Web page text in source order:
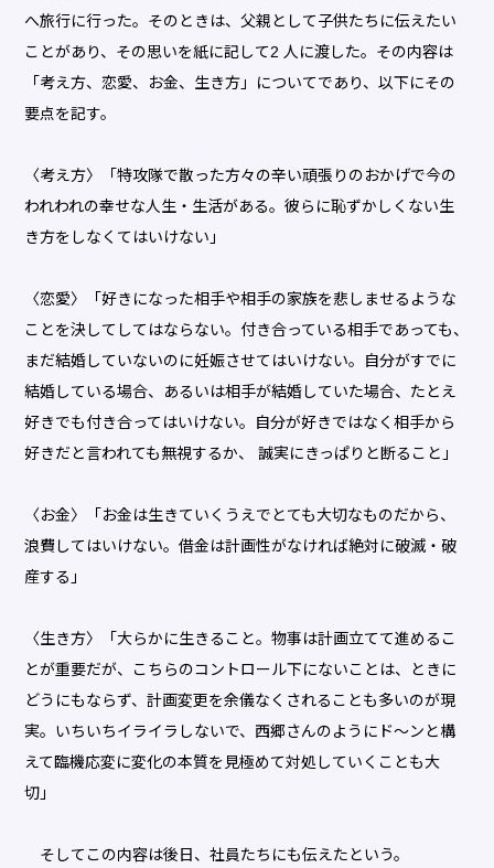
へ旅行に行った。そのときは、父親として子供たちに伝えたい
ことがあり、その思いを紙に記して2 人に渡した。その内容は
「考え方、恋愛、お金、生き方」についてであり、以下にその
要点を記す。
〈考え方〉「特攻隊で散った方々の辛い頑張りのおかげで今の
われわれの幸せな人生・生活がある。彼らに恥ずかしくない生
き方をしなくてはいけない」
〈恋愛〉「好きになった相手や相手の家族を悲しませるような
ことを決してしてはならない。付き合っている相手であっても、
まだ結婚していないのに妊娠させてはいけない。自分がすでに
結婚している場合、あるいは相手が結婚していた場合、たとえ
好きでも付き合ってはいけない。自分が好きではなく相手から
好きだと言われても無視するか、 誠実にきっぱりと断ること」
〈お金〉「お金は生きていくうえでとても大切なものだから、
浪費してはいけない。借金は計画性がなければ絶対に破滅・破
産する」
〈生き方〉「大らかに生きること。物事は計画立てて進めるこ
とが重要だが、こちらのコントロール下にないことは、ときに
どうにもならず、計画変更を余儀なくされることも多いのが現
実。いちいちイライラしないで、西郷さんのようにド～ンと構
えて臨機応変に変化の本質を見極めて対処していくことも大
切」
そしてこの内容は後日、社員たちにも伝えたという。